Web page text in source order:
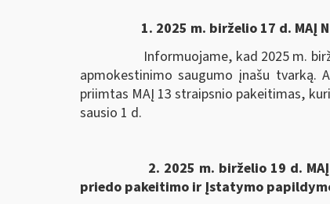
1. 2025 m. birželio 17 d. MAĮ
Informuojame, kad 2025 m.
apmokestinimo saugumo įnašu tvarką.
priimtas MAĮ 13 straipsnio pakeitimas,
sausio 1 d.
2. 2025 m. birželio 19 d. MAĮ
priedo pakeitimo ir Įstatymo